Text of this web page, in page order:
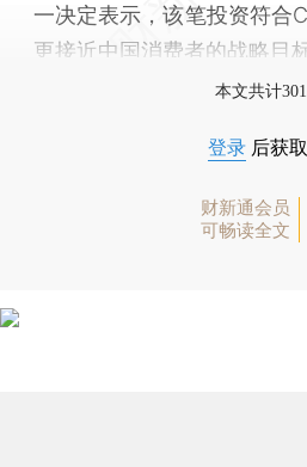
一决定表示，该笔投资符合
更接近中国消费者的战略目标
本文共计
登录 后获
财新通会员
可畅读全文